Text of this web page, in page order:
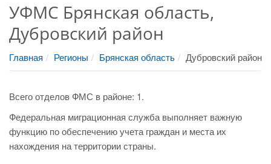
УФМС Брянская область,
Дубровский район
Главная Регионы Брянская область Дубровский район
Всего отделов ФМС в районе: 1.
Федеральная миграционная служба выполняет важную
функцию по обеспечению учета граждан и места их
нахождения на территории страны.